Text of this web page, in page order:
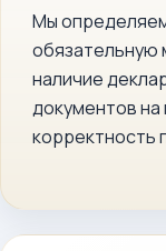
Мы
обязательную
наличие
документов
корректность